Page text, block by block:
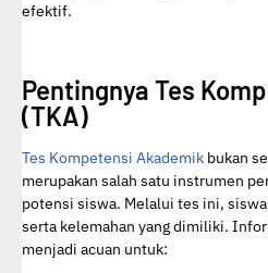
efektif.
Pentingnya Tes
(TKA)
Tes Kompetensi Akademik bukan
merupakan salah satu instrumen
potensi siswa. Melalui tes ini,
serta kelemahan yang dimiliki.
menjadi acuan untuk: